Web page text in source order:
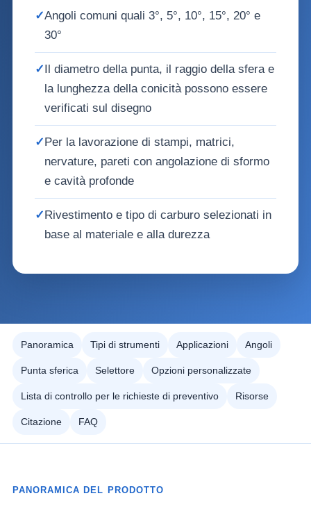
✓Angoli comuni quali 3°, 5°, 10°, 15°, 20° e
30°
✓Il diametro della punta, il raggio della sfera e
la lunghezza della conicità possono essere
verificati sul disegno
✓Per la lavorazione di stampi, matrici,
nervature, pareti con angolazione di sformo
e cavità profonde
✓Rivestimento e tipo di carburo selezionati in
base al materiale e alla durezza
Panoramica Tipi di strumenti Applicazioni Angoli
Punta sferica Selettore Opzioni personalizzate
Lista di controllo per le richieste di preventivo Risorse
Citazione FAQ
PANORAMICA DEL PRODOTTO